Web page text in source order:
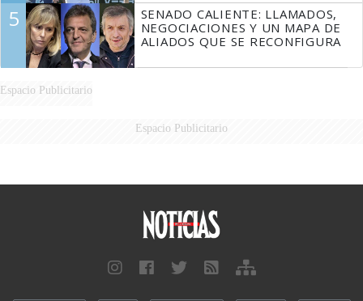
5
SENADO CALIENTE: LLAMADOS,
NEGOCIACIONES Y UN MAPA DE
ALIADOS QUE SE RECONFIGURA
Espacio Publicitario
Espacio Publicitario